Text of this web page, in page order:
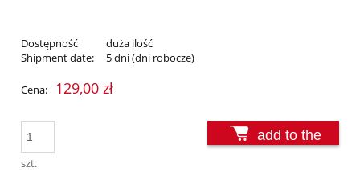
Dostępność
duża ilość
Shipment date:
5 dni (dni robocze)
Cena: 129,00 zł
szt.
add to the